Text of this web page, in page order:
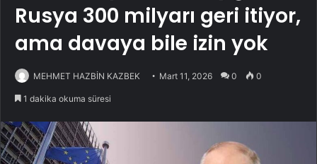
Rusya 300 milyarı geri itiyor,
ama davaya bile izin yok
MEHMET HAZBİN KAZBEK Mart 11, 2026 0 0
1 dakika okuma süresi